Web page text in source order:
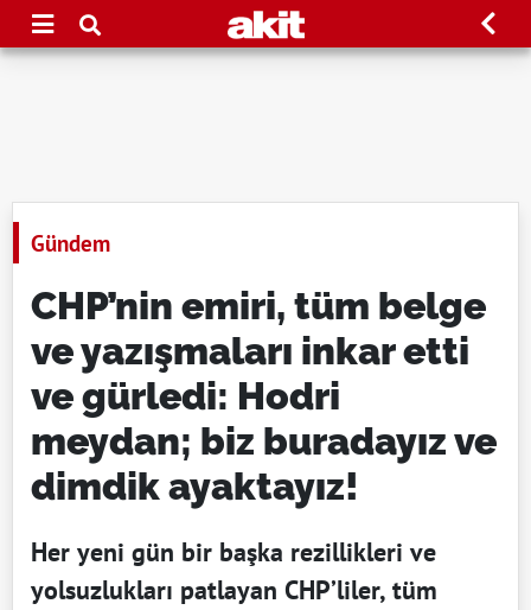
Gündem
CHP’nin emiri, tüm belge
ve yazışmaları inkar etti
ve gürledi: Hodri
meydan; biz buradayız ve
dimdik ayaktayız!
Her yeni gün bir başka rezillikleri ve
yolsuzlukları patlayan CHP’liler, tüm